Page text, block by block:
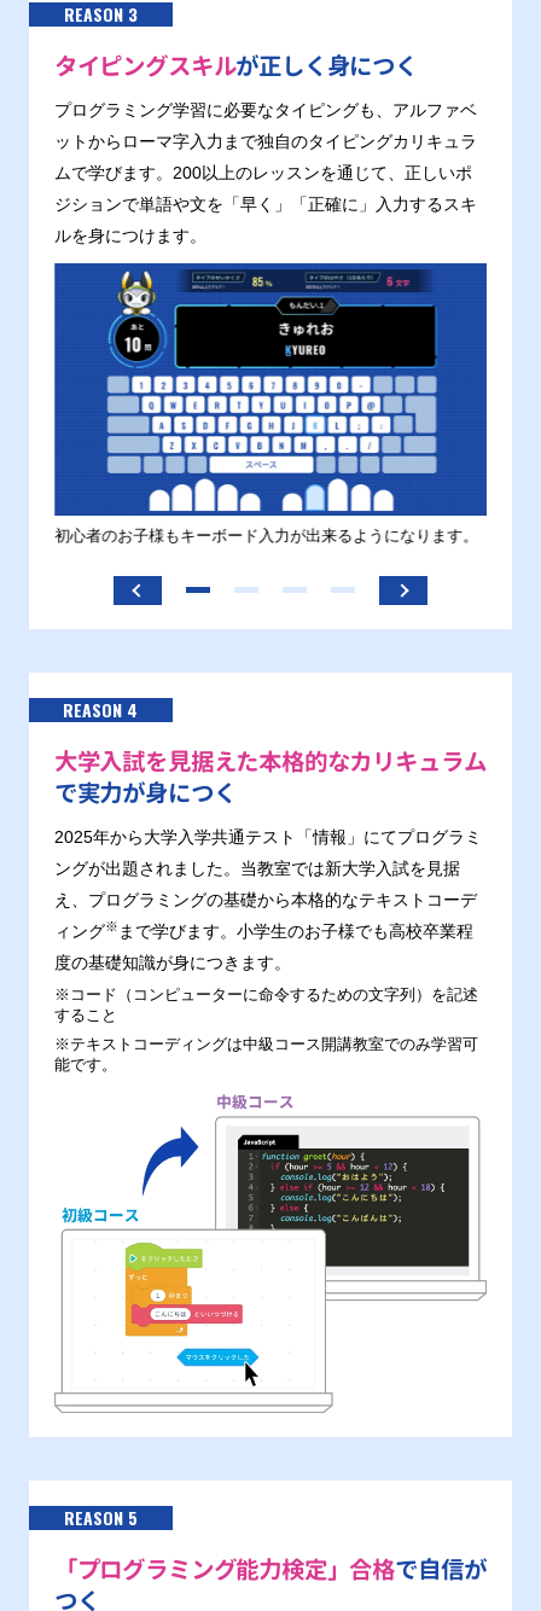
REASON 3
タイピングスキルが正しく身につく
プログラミング学習に必要なタイピングも、アルファベ
ットからローマ字入力まで独自のタイピングカリキュラ
ムで学びます。200以上のレッスンを通じて、正しいポ
ジションで単語や文を「早く」「正確に」入力するスキ
ルを身につけます。
初心者のお子様もキーボード入力が出来るようになります。
REASON 4
大学入試を見据えた本格的なカリキュラム
で実力が身につく
2025年から大学入学共通テスト「情報」にてプログラミ
ングが出題されました。当教室では新大学入試を見据
え、プログラミングの基礎から本格的なテキストコーデ
ィング※ まで学びます。小学生のお子様でも高校卒業程
度の基礎知識が身につきます。
※コード（コンピューターに命令するための文字列）を記述
すること
※テキストコーディングは中級コース開講教室でのみ学習可
能です。
REASON 5
「プログラミング能力検定」合格で自信が
つく